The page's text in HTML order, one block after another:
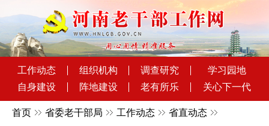
工作动态 组织机构 调查研究
学习园地
自身建设
阵地建设 老有所乐 关心下一代
首页 省委老干部局 工作动态 省直动态